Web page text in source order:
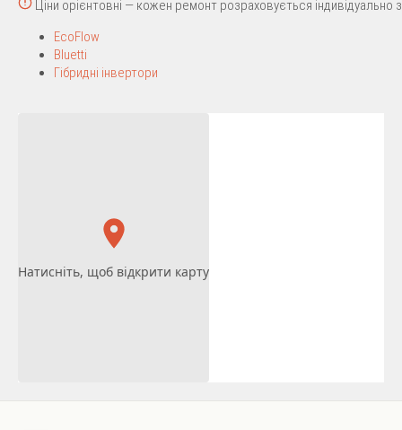
Ціни орієнтовні — кожен ремонт розраховується
EcoFlow
Bluetti
Гібридні інвертори
Натисніть, щоб відкрити карту